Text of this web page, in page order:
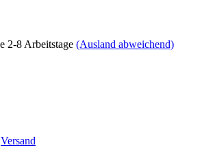
2-8 Arbeitstage (Ausland abweichend)
Versand